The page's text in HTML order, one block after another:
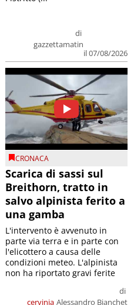
di
gazzettamatin
il 07/08/2026
CRONACA
Scarica di sassi sul
Breithorn, tratto in
salvo alpinista ferito a
una gamba
cervinia
di
Alessandro Bianchet
L'intervento è avvenuto in
parte via terra e in parte con
l'elicottero a causa delle
condizioni meteo. L'alpinista
non ha riportato gravi ferite